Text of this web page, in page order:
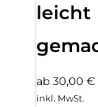
leicht
ab 30,00 €
inkl. MwSt.